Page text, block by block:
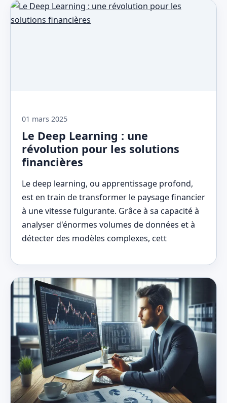
01 mars 2025
Le Deep Learning : une
révolution pour les solutions
financières
Le deep learning, ou apprentissage profond,
est en train de transformer le paysage financier
à une vitesse fulgurante. Grâce à sa capacité à
analyser d'énormes volumes de données et à
détecter des modèles complexes, cett